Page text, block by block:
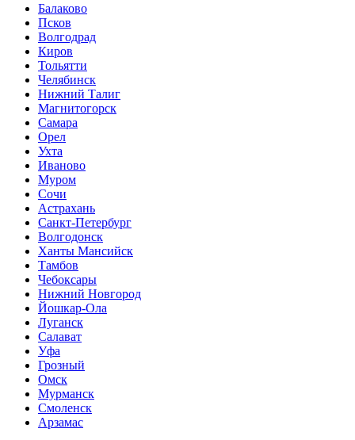
Балаково
Псков
Волгодрад
Киров
Тольятти
Челябинск
Нижний Талиг
Магнитогорск
Самара
Орел
Ухта
Иваново
Муром
Сочи
Астрахань
Санкт-Петербург
Волгодонск
Ханты Мансийск
Тамбов
Чебоксары
Нижний Новгород
Йошкар-Ола
Луганск
Салават
Уфа
Грозный
Омск
Мурманск
Смоленск
Арзамас